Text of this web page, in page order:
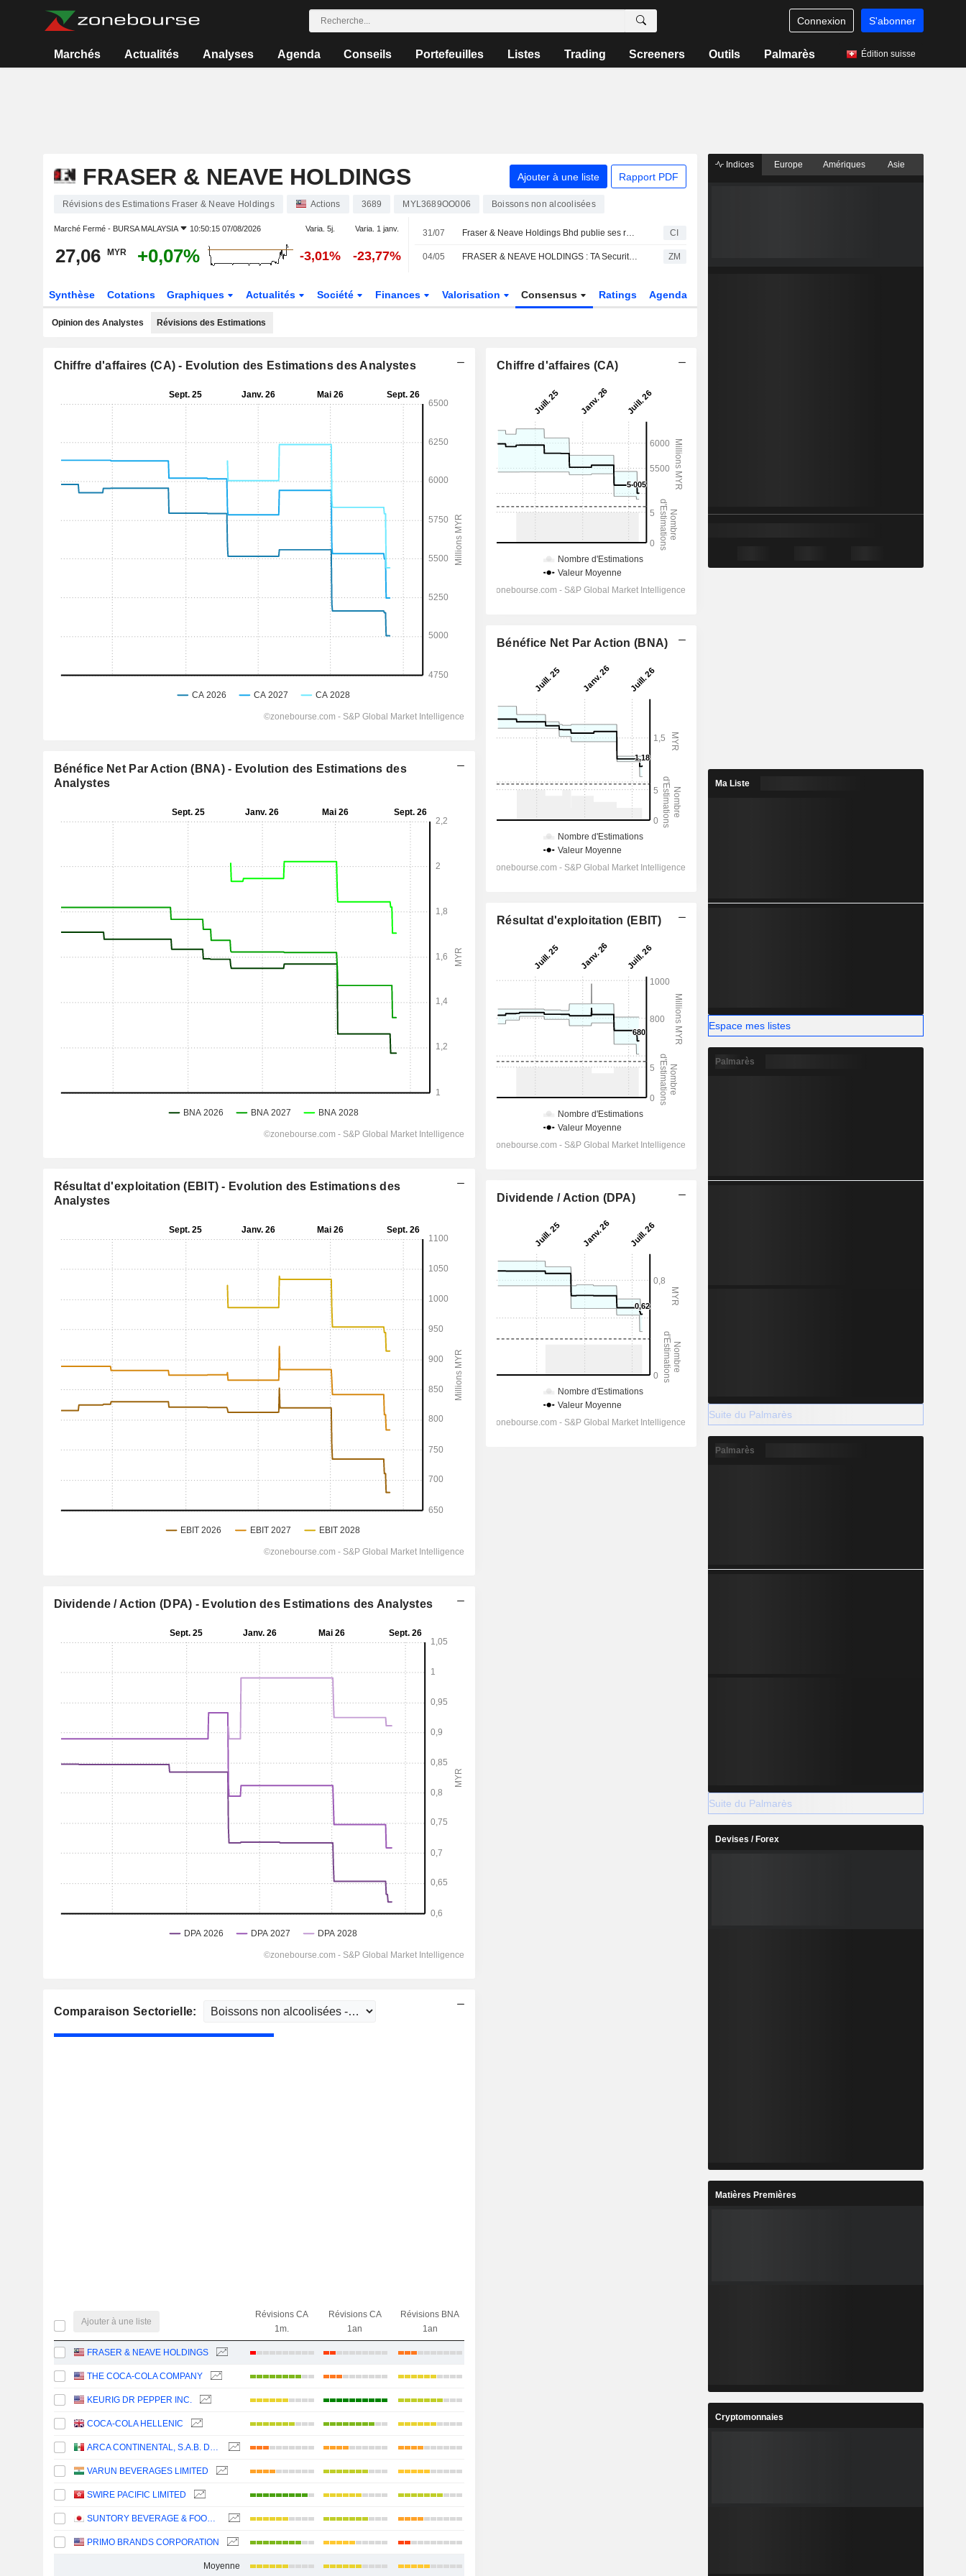
Connexion S'abonner
Marchés Actualités Analyses Agenda Conseils Portefeuilles Listes Trading Screeners Outils Palmarès Édition suisse
FRASER & NEAVE HOLDINGS Ajouter à une liste Rapport PDF
Révisions des Estimations Fraser & Neave Holdings Actions 3689 MYL3689OO006 Boissons non alcoolisées
Marché Fermé - BURSA MALAYSIA 10:50:15 07/08/2026 Varia. 5j. Varia. 1 janv.
27,06 MYR +0,07% -3,01% -23,77%
31/07 Fraser & Neave Holdings Bhd publie ses résultats pour le troisième trimestre et les neuf mois clos le 30 juin 2026 CI
04/05 FRASER & NEAVE HOLDINGS : TA Securities n'est plus positif ZM
Synthèse Cotations Graphiques Actualités Société Finances Valorisation Consensus Ratings Agenda
Opinion des Analystes Révisions des Estimations
Chiffre d'affaires (CA) - Evolution des Estimations des Analystes
Bénéfice Net Par Action (BNA) - Evolution des Estimations des
Analystes
Résultat d'exploitation (EBIT) - Evolution des Estimations des
Analystes
Dividende / Action (DPA) - Evolution des Estimations des Analystes
Comparaison Sectorielle:
Ajouter à une liste
Révisions CA
1m.
Révisions CA
1an
Révisions BNA
1an
FRASER & NEAVE HOLDINGS
THE COCA-COLA COMPANY
KEURIG DR PEPPER INC.
COCA-COLA HELLENIC
ARCA CONTINENTAL, S.A.B. DE C.V.
VARUN BEVERAGES LIMITED
SWIRE PACIFIC LIMITED
SUNTORY BEVERAGE & FOOD LIMITED
PRIMO BRANDS CORPORATION
Moyenne
Chiffre d'affaires (CA)
Bénéfice Net Par Action (BNA)
Résultat d'exploitation (EBIT)
Dividende / Action (DPA)
Indices Europe Amériques Asie
Ma Liste
Espace mes listes
Palmarès
Suite du Palmarès
Palmarès
Suite du Palmarès
Devises / Forex
Matières Premières
Cryptomonnaies